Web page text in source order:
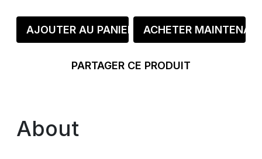
AJOUTER AU PANIER ACHETER
PARTAGER CE PRODUIT
About